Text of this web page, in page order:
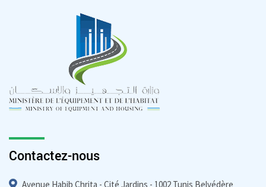
Contactez-nous
Avenue Habib Chrita - Cité Jardins - 1002 Tunis Belvédère